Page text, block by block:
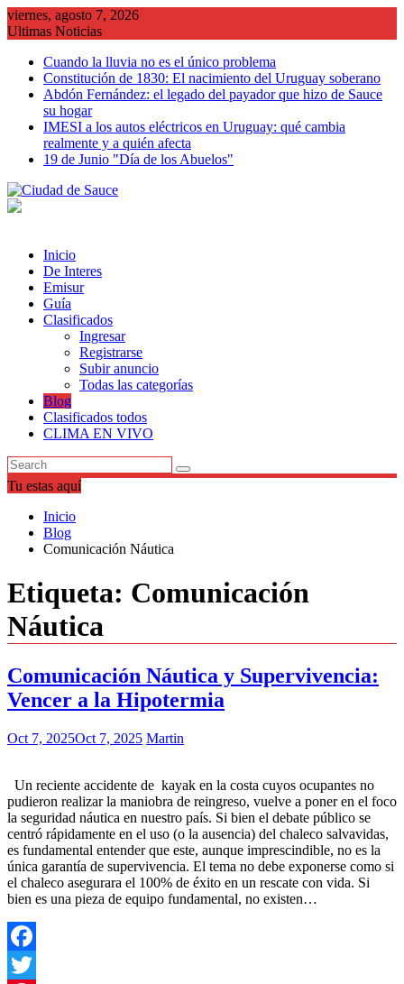
Saltar
al
viernes, agosto 7, 2026
Ultimas Noticias
Cuando la lluvia no es el único problema
Constitución de 1830: El nacimiento del Uruguay soberano
Abdón Fernández: el legado del payador que hizo de Sauce
su hogar
IMESI a los autos eléctricos en Uruguay: qué cambia
realmente y a quién afecta
19 de Junio "Día de los Abuelos"
Inicio
De Interes
Emisur
Guía
Clasificados
Ingresar
Registrarse
Subir anuncio
Todas las categorías
Blog
Clasificados todos
CLIMA EN VIVO
Tu estas aquí
Inicio
Blog
Comunicación Náutica
Etiqueta: Comunicación
Náutica
Comunicación Náutica y Supervivencia:
Vencer a la Hipotermia
Oct 7, 2025Oct 7, 2025 Martin
Un reciente accidente de kayak en la costa cuyos ocupantes no
pudieron realizar la maniobra de reingreso, vuelve a poner en el foco
la seguridad náutica en nuestro país. Si bien el debate público se
centró rápidamente en el uso (o la ausencia) del chaleco salvavidas,
es fundamental entender que este, aunque imprescindible, no es la
única garantía de supervivencia. El tema no debe exponerse como si
el chaleco asegurara el 100% de éxito en un rescate con vida. Si
bien es una pieza de equipo fundamental, no existen…
Facebook